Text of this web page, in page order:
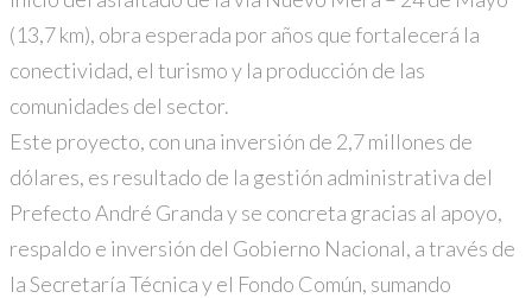
(13,7 km), obra esperada por años que fortalecerá la
conectividad, el turismo y la producción de las
comunidades del sector.
Este proyecto, con una inversión de 2,7 millones de
dólares, es resultado de la gestión administrativa del
Prefecto André Granda y se concreta gracias al apoyo,
respaldo e inversión del Gobierno Nacional, a través de
la Secretaría Técnica y el Fondo Común, sumando